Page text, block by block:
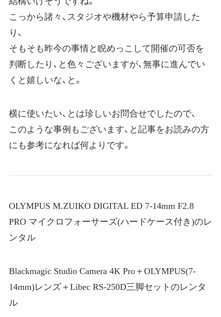
こっから諸々、スタジオや機材やら予算申請した
り、
そもそも昨今の事情と睨めっこして開催の可否を
判断したり、と色々ございますが、無事に進んでい
くと嬉しいな、と。
横に使いたい、とは珍しいお問合せでしたので、
このような事例もございます、と記事をお読みの方
にも参考になれば何よりです。
OLYMPUS M.ZUIKO DIGITAL ED 7-14mm F2.8
PRO マイクロフォーサーズ(ハードケース付き)のレ
ンタル
Blackmagic Studio Camera 4K Pro＋OLYMPUS(7-
14mm)レンズ＋Libec RS-250D三脚セットのレンタ
ル